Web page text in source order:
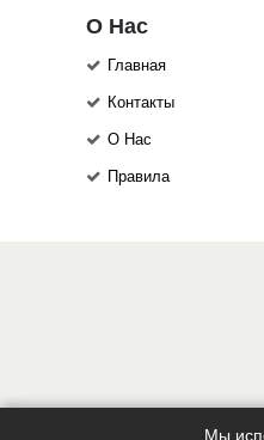
О Нас
Главная
Контакты
О Нас
Правила
Мы